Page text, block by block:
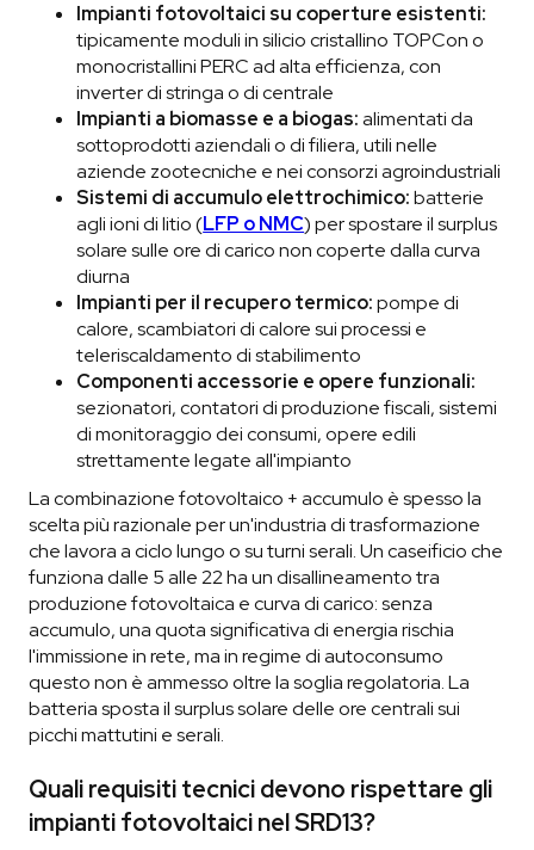
Impianti fotovoltaici su coperture esistenti:
tipicamente moduli in silicio cristallino TOPCon o
monocristallini PERC ad alta efficienza, con
inverter di stringa o di centrale
Impianti a biomasse e a biogas:alimentati da
sottoprodotti aziendali o di filiera, utili nelle
aziende zootecniche e nei consorzi agroindustriali
Sistemi di accumulo elettrochimico:batterie
agli ioni di litio (LFP o NMC) per spostare il surplus
solare sulle ore di carico non coperte dalla curva
diurna
Impianti per il recupero termico:pompe di
calore, scambiatori di calore sui processi e
teleriscaldamento di stabilimento
Componenti accessorie e opere funzionali:
sezionatori, contatori di produzione fiscali, sistemi
di monitoraggio dei consumi, opere edili
strettamente legate all'impianto
La combinazione fotovoltaico + accumulo è spesso la
scelta più razionale per un'industria di trasformazione
che lavora a ciclo lungo o su turni serali. Un caseificio che
funziona dalle 5 alle 22 ha un disallineamento tra
produzione fotovoltaica e curva di carico: senza
accumulo, una quota significativa di energia rischia
l'immissione in rete, ma in regime di autoconsumo
questo non è ammesso oltre la soglia regolatoria. La
batteria sposta il surplus solare delle ore centrali sui
picchi mattutini e serali.
Quali requisiti tecnici devono rispettare gli
impianti fotovoltaici nel SRD13?